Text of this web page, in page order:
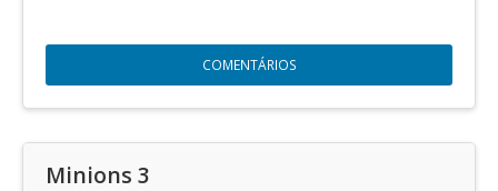
COMENTÁRIOS
Minions 3